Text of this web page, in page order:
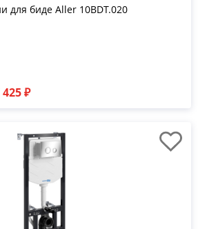
для биде Aller 10BDT.020
425 ₽